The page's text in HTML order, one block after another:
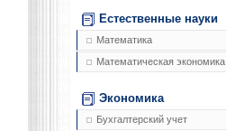
Естественные науки
Математика
Математическая экономика
Экономика
Бухгалтерский учет